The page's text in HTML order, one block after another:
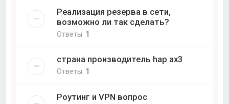
Реализация резерва в сети,
возможно ли так сделать?
Ответы: 1
страна производитель hap ax3
Ответы: 1
Роутинг и VPN вопрос